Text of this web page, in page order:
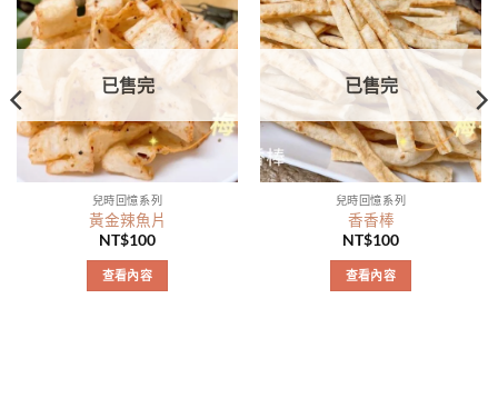
已售完
兒時回憶系列
黃金辣魚片
NT$100
查看內容
已售完
兒時回憶系列
香香棒
NT$100
查看內容